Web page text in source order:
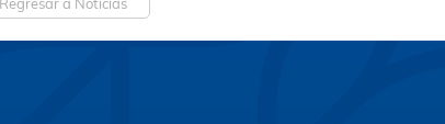
Regresar a Noticias